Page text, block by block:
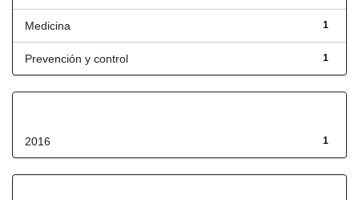
1
Medicina
1
Prevención y control
1
2016